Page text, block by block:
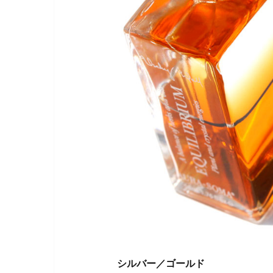
シルバー／ゴールド